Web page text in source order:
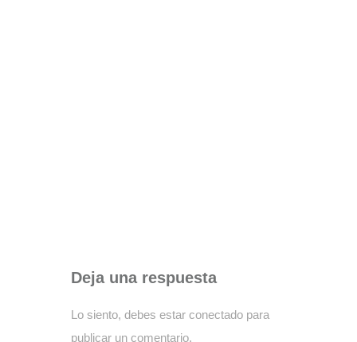
Deja una respuesta
Lo siento, debes estar conectado para
publicar un comentario.